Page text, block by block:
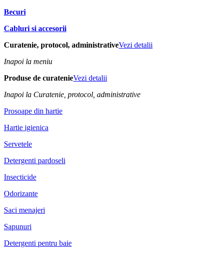
Becuri
Cabluri si accesorii
Curatenie, protocol, administrativeVezi detalii
Inapoi la meniu
Produse de curatenieVezi detalii
Inapoi la Curatenie, protocol, administrative
Prosoape din hartie
Hartie igienica
Servetele
Detergenti pardoseli
Insecticide
Odorizante
Saci menajeri
Sapunuri
Detergenti pentru baie